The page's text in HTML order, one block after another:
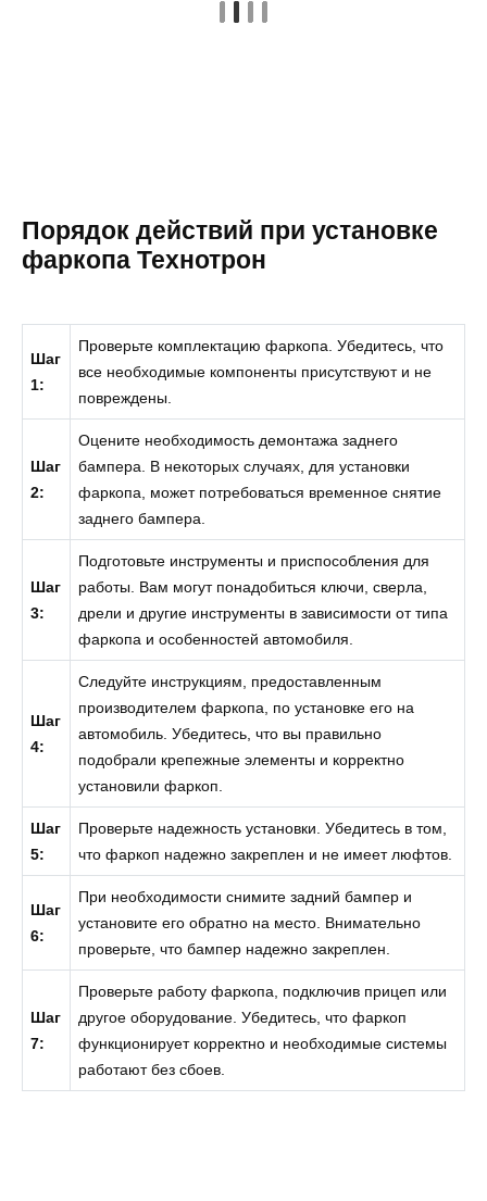
Порядок действий при установке
фаркопа Технотрон
Шаг
1:
Проверьте комплектацию фаркопа. Убедитесь, что
все необходимые компоненты присутствуют и не
повреждены.
Шаг
2:
Оцените необходимость демонтажа заднего
бампера. В некоторых случаях, для установки
фаркопа, может потребоваться временное снятие
заднего бампера.
Шаг
3:
Подготовьте инструменты и приспособления для
работы. Вам могут понадобиться ключи, сверла,
дрели и другие инструменты в зависимости от типа
фаркопа и особенностей автомобиля.
Шаг
4:
Следуйте инструкциям, предоставленным
производителем фаркопа, по установке его на
автомобиль. Убедитесь, что вы правильно
подобрали крепежные элементы и корректно
установили фаркоп.
Шаг
5:
Проверьте надежность установки. Убедитесь в том,
что фаркоп надежно закреплен и не имеет люфтов.
Шаг
6:
При необходимости снимите задний бампер и
установите его обратно на место. Внимательно
проверьте, что бампер надежно закреплен.
Шаг
7:
Проверьте работу фаркопа, подключив прицеп или
другое оборудование. Убедитесь, что фаркоп
функционирует корректно и необходимые системы
работают без сбоев.